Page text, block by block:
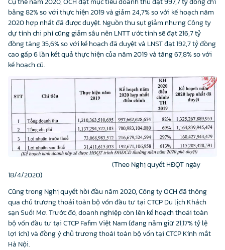
bằng 82% so với thực hiện 2019 và giảm 24,7% so với kế hoạch năm
2020 hợp nhất đã được duyệt. Nguồn thu sụt giảm nhưng Công ty
dự tính chi phí cũng giảm sâu nên LNTT ước tính sẽ đạt 216,7 tỷ
đồng tăng 35,6% so với kế hoạch đã duyệt và LNST đạt 192,7 tỷ đồng
cao gấp 6 lần kết quả thực hiện của năm 2019 và tăng 67,8% so với
kế hoạch cũ.
(Theo Nghị quyết HĐQT ngày
18/4/2020)
Cũng trong Nghị quyết hồi đầu năm 2020, Công ty OCH đã thông
qua chủ trương thoái toàn bộ vốn đầu tư tại CTCP Du lịch Khách
sạn Suối Mơ. Trước đó, doanh nghiệp còn lên kế hoạch thoái toàn
bộ vốn đầu tư tại CTCP Fafim Việt Nam (đang nắm giữ 21,17% tỷ lệ
lợi ích) và đồng ý chủ trương thoái toàn bộ vốn tại CTCP Kính mắt
Hà Nội.